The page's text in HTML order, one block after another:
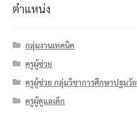
ตำแหน่ง
กลุ่มงานเทคนิค
ครูผู้ช่วย
ครูผู้ช่วย กลุ่มวิชาการศึกษาปฐมวัย
ครูผู้ดูแลเด็ก